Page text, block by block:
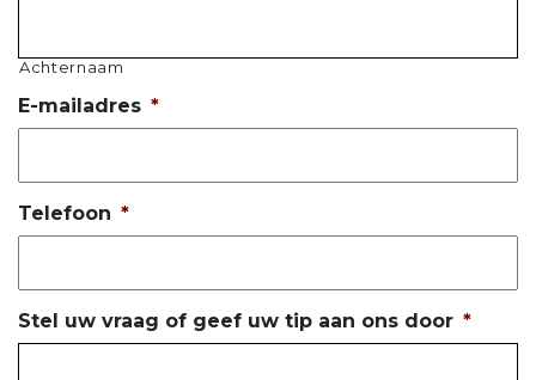
Achternaam
E-mailadres *
Telefoon *
Stel uw vraag of geef uw tip aan ons door *